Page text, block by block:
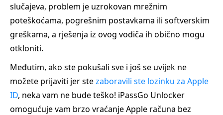
slučajeva, problem je uzrokovan mrežnim
poteškoćama, pogrešnim postavkama ili softverskim
greškama, a rješenja iz ovog vodiča ih obično mogu
otkloniti.
Međutim, ako ste pokušali sve i još se uvijek ne
možete prijaviti jer stezaboravili ste lozinku za Apple
ID, neka vam ne bude teško! iPassGo Unlocker
omogućuje vam brzo vraćanje Apple računa bez